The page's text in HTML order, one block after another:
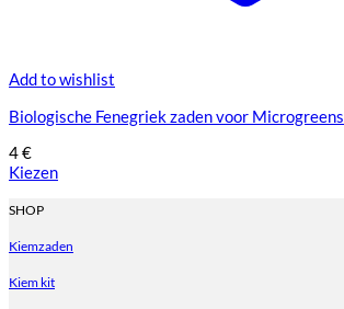
Add to wishlist
Biologische Fenegriek zaden voor Microgreens
4€
Kiezen
product
meerdere
Deze
SHOP
Kiemzaden
Kiem kit